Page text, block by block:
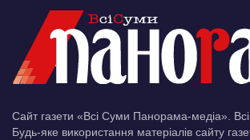
Сайт газети «Всі Суми Панорама-медіа».
Будь-яке використання матеріалів сайту